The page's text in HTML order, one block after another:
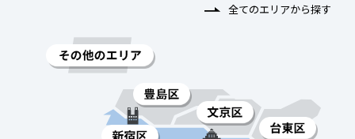
全てのエリアから探す